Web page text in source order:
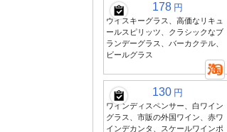
178 円
ウイスキーグラス、高価なリキュ
ールスピリッツ、クラシックなブ
ランデーグラス、バーカクテル、
ビールグラス
130 円
ワインディスペンサー、白ワイン
グラス、市販の外国ワイン、赤ワ
インデカンタ、スケールワインポ